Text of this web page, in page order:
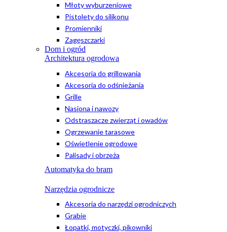
Młoty wyburzeniowe
Pistolety do silikonu
Promienniki
Zagęszczarki
Dom i ogród
Architektura ogrodowa
Akcesoria do grillowania
Akcesoria do odśnieżania
Grille
Nasiona i nawozy
Odstraszacze zwierząt i owadów
Ogrzewanie tarasowe
Oświetlenie ogrodowe
Palisady i obrzeża
Automatyka do bram
Narzędzia ogrodnicze
Akcesoria do narzędzi ogrodniczych
Grabie
Łopatki, motyczki, pikowniki